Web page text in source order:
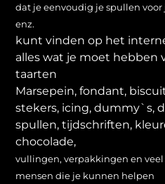
dat je eenvoudig je spullen
enz.
kunt vinden op het
alles wat je moet hebben
taarten
Marsepein, fondant,
stekers, icing, dummy`s,
spullen, tijdschriften,
chocolade,
vullingen, verpakkingen en
mensen die je kunnen helpen